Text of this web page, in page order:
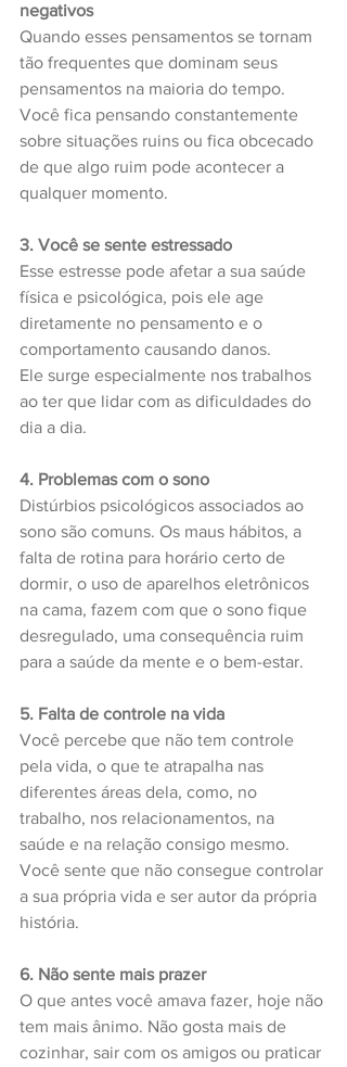
negativos
Quando esses pensamentos se tornam
tão frequentes que dominam seus
pensamentos na maioria do tempo.
Você fica pensando constantemente
sobre situações ruins ou fica obcecado
de que algo ruim pode acontecer a
qualquer momento.
3. Você se sente estressado
Esse estresse pode afetar a sua saúde
física e psicológica, pois ele age
diretamente no pensamento e o
comportamento causando danos.
Ele surge especialmente nos trabalhos
ao ter que lidar com as dificuldades do
dia a dia.
4. Problemas com o sono
Distúrbios psicológicos associados ao
sono são comuns. Os maus hábitos, a
falta de rotina para horário certo de
dormir, o uso de aparelhos eletrônicos
na cama, fazem com que o sono fique
desregulado, uma consequência ruim
para a saúde da mente e o bem-estar.
5. Falta de controle na vida
Você percebe que não tem controle
pela vida, o que te atrapalha nas
diferentes áreas dela, como, no
trabalho, nos relacionamentos, na
saúde e na relação consigo mesmo.
Você sente que não consegue controlar
a sua própria vida e ser autor da própria
história.
6. Não sente mais prazer
O que antes você amava fazer, hoje não
tem mais ânimo. Não gosta mais de
cozinhar, sair com os amigos ou praticar